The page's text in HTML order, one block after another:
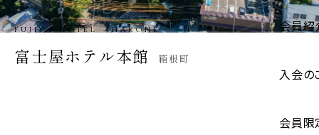
会員紹
入会の
会員限
IGARASHI STORE · HADANO
五十嵐商店 秦野市